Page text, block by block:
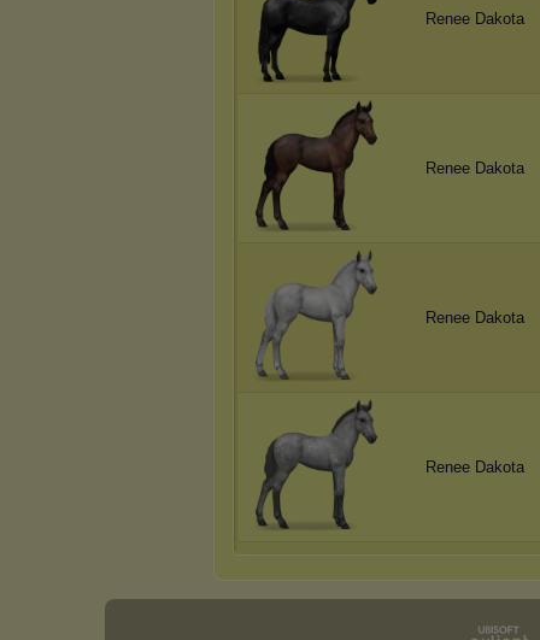
Renee Dakota
Renee Dakota
Renee Dakota
Renee Dakota